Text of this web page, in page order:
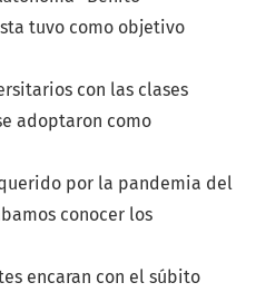
tuvo como objetivo
con las clases
adoptaron como
por la pandemia del
conocer los
encaran con el súbito